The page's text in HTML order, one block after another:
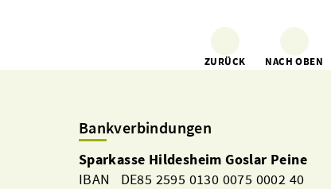
ZURÜCK NACH OBEN
Bankverbindungen
Sparkasse Hildesheim Goslar Peine
IBAN DE85 2595 0130 0075 0002 40